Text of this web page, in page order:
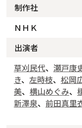
制作社
ＮＨＫ
出演者
草刈民代、 瀬戸康
き、 左時枝、 松岡
美、 横山めぐみ、
新澤泉、 前田真里